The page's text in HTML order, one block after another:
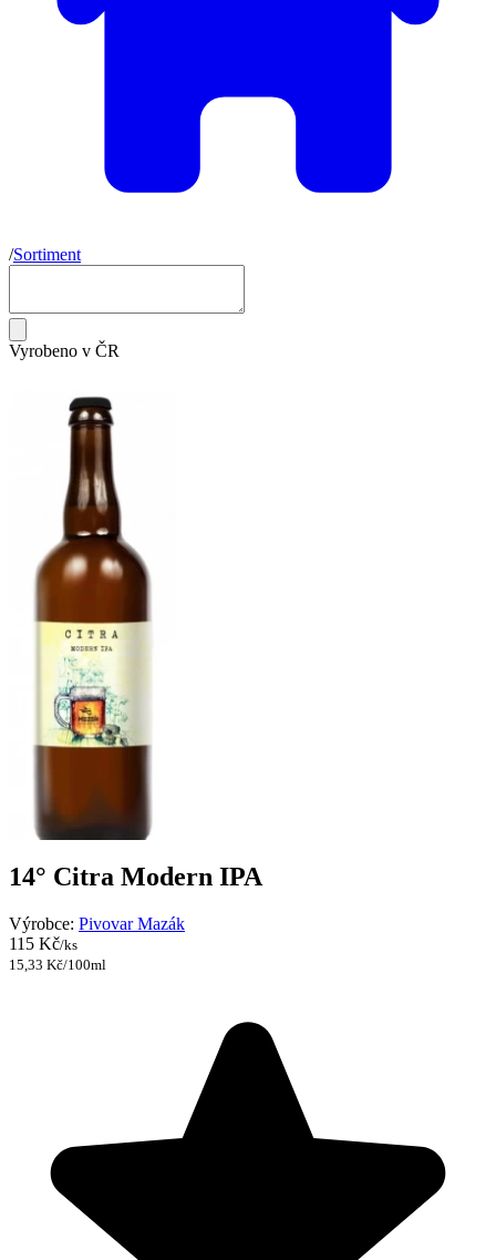
/Sortiment
Vyrobeno v ČR
14° Citra Modern IPA
Výrobce: Pivovar Mazák
115 Kč/ks
15,33 Kč/100ml